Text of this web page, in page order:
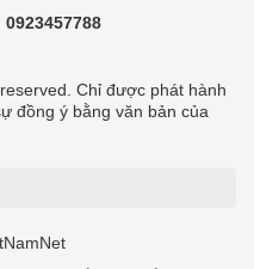
0923457788
Chỉ được phát hành
đồng ý bằng văn bản của